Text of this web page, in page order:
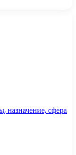
сфера